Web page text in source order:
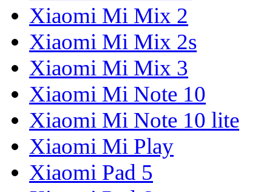
Xiaomi Mi Mix 2
Xiaomi Mi Mix 2s
Xiaomi Mi Mix 3
Xiaomi Mi Note 10
Xiaomi Mi Note 10 lite
Xiaomi Mi Play
Xiaomi Pad 5